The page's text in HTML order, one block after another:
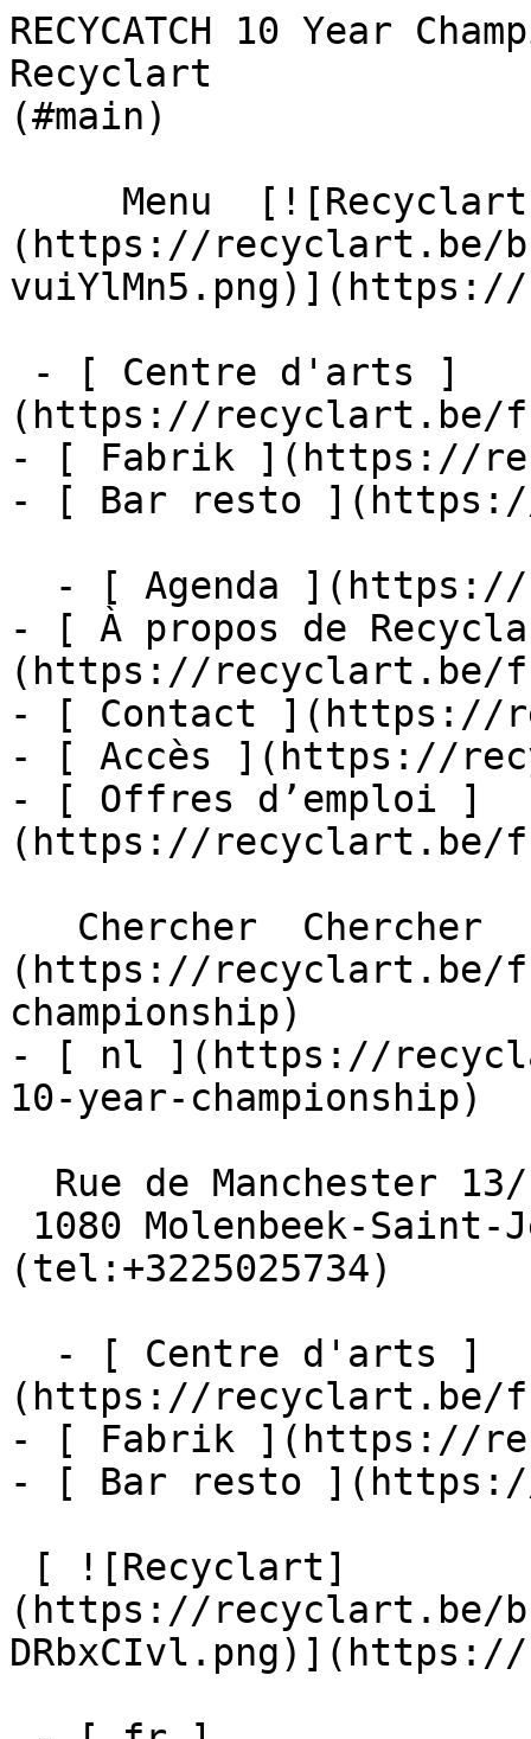
RECYCATCH 10 Year
Recyclart
(#main)
(https://recyclart.be/
(https://recyclart.be/
- [ Fabrik ](https://
- [ Bar resto
- [ À propos de
(https://recyclart.be/
- [ Contact ](https://
- [ Accès ](https://
- [ Offres d’emploi ]
(https://recyclart.be/
(https://recyclart.be/
championship)
- [ nl ](https://
10-year-championship)
(tel:+3225025734)
(https://recyclart.be/
- [ Fabrik ](https://
- [ Bar resto
(https://recyclart.be/